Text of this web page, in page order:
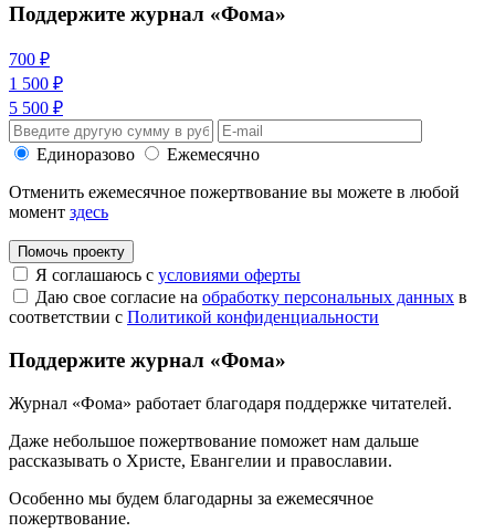
Поддержите журнал «Фома»
700 ₽
1 500 ₽
5 500 ₽
Единоразово
Ежемесячно
Отменить ежемесячное пожертвование вы можете в любой
момент здесь
Помочь проекту
Я соглашаюсь с условиями оферты
Даю свое согласие на обработку персональных данных в
соответствии с Политикой конфиденциальности
Поддержите журнал «Фома»
Журнал «Фома» работает благодаря поддержке читателей.
Даже небольшое пожертвование поможет нам дальше
рассказывать о Христе, Евангелии и православии.
Особенно мы будем благодарны за ежемесячное
пожертвование.